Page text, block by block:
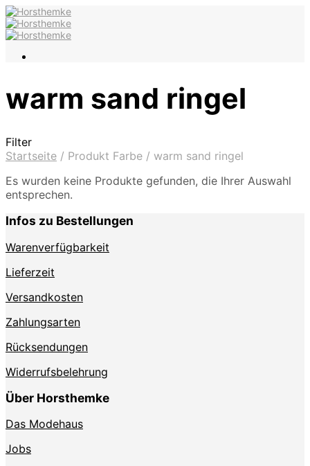
warm sand ringel
Filter
Startseite / Produkt Farbe / warm sand ringel
Es wurden keine Produkte gefunden, die Ihrer Auswahl
entsprechen.
Infos zu Bestellungen
Warenverfügbarkeit
Lieferzeit
Versandkosten
Zahlungsarten
Rücksendungen
Widerrufsbelehrung
Über Horsthemke
Das Modehaus
Jobs